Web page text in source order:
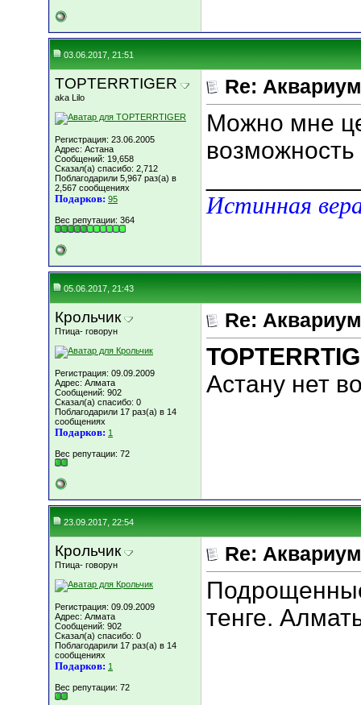
03.06.2017, 21:51
TOPTERRTIGER
aka Lilo
Регистрация: 23.06.2005
Адрес: Астана
Сообщений: 19,658
Сказал(а) спасибо: 2,712
Поблагодарили 5,967 раз(а) в
2,567 сообщениях
Подарков: 95
Вес репутации: 364
Re:
Можно мне
возможность
Истинная
05.06.2017, 21:43
Крольчик
Птица- говорун
Регистрация: 09.09.2009
Адрес: Алмата
Сообщений: 902
Сказал(а) спасибо: 0
Поблагодарили 17 раз(а) в 14
сообщениях
Подарков: 1
Вес репутации: 72
Re:
Астану нет
23.09.2017, 22:54
Крольчик
Птица- говорун
Регистрация: 09.09.2009
Адрес: Алмата
Сообщений: 902
Сказал(а) спасибо: 0
Поблагодарили 17 раз(а) в 14
сообщениях
Подарков: 1
Вес репутации: 72
Re:
тенге.